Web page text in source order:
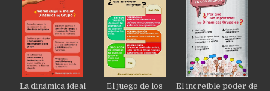
La dinámica ideal
El juego de los
El increíble poder de